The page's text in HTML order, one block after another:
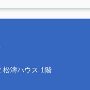
松濤ハウス 1階